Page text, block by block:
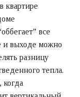
квартире
все
и выходе можно
разницу
тепла.
когда